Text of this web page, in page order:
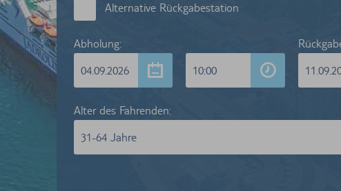
Alternative Rückgabestation
Abholung:
04.09.2026
10:00
Alter des Fahrenden:
31-64 Jahre
Wir waren